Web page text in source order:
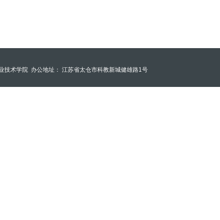
技术学院 办公地址： 江苏省太仓市科教新城健雄路1号